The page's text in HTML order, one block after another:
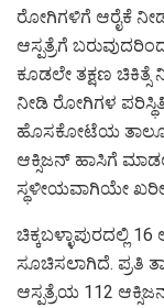
ರೋಗಿಗಳಿಗೆ ಆರೈಕೆ
ಆಸ್ಪತ್ರೆಗೆ
ಕೂಡಲೇ ತಕ್ಷಣ
ನೀಡಿ ರೋಗಿಗಳ
ಹೊಸಕೋಟೆಯ ತಾಲೂಕು
ಆಕ್ಸಿಜನ್ ಹಾಸಿಗೆ
ಸ್ಥಳೀಯವಾಗಿಯೇ
ಚಿಕ್ಕಬಳ್ಳಾಪುರದಲ್ಲಿ
ಸೂಚಿಸಲಾಗಿದೆ. ಪ್ರತಿ
ಆಸ್ಪತ್ರೆಯ 112